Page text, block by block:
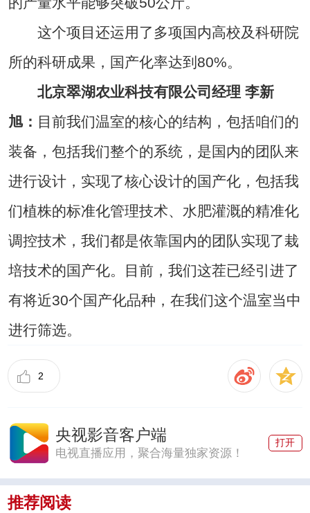
这个项目还运用了多项国内高校及科研院
所的科研成果，国产化率达到80%。
北京翠湖农业科技有限公司经理 李新
旭： 目前我们温室的核心的结构，包括咱们的
装备，包括我们整个的系统，是国内的团队来
进行设计，实现了核心设计的国产化，包括我
们植株的标准化管理技术、水肥灌溉的精准化
调控技术，我们都是依靠国内的团队实现了栽
培技术的国产化。目前，我们这茬已经引进了
有将近30个国产化品种，在我们这个温室当中
进行筛选。
2
央视影音客户端
电视直播应用，聚合海量独家资源！
打开
推荐阅读